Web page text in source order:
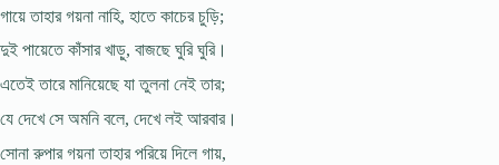
গায়ে তাহার গয়না নাহি, হাতে কাচের চুড়ি;
দুই পায়েতে কাঁসার খাড়ু, বাজছে ঘুরি ঘুরি।
এতেই তারে মানিয়েছে যা তুলনা নেই তার;
যে দেখে সে অমনি বলে, দেখে লই আরবার।
সোনা রুপার গয়না তাহার পরিয়ে দিলে গায়,